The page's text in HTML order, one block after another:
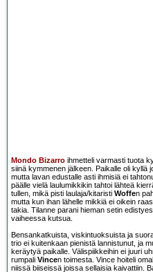
Mondo Bizarro ihmetteli varmasti tuota
siinä kymmenen jälkeen. Paikalle oli
mutta lavan edustalle asti ihmisiä ei
päälle vielä laulumikkikin tahtoi lähteä
tullen, mikä pisti laulaja/kitaristi Woffen
mutta kun ihan lähelle mikkiä ei oikein
takia. Tilanne parani hieman setin
vaiheessa kutsua.
Bensankatkuista, viskintuoksuista ja
trio ei kuitenkaan pienistä lannistunut, ja
keräytyä paikalle. Välispiikkeihin ei juuri
rumpali Vincen toimesta. Vince hoiteli
niissä biiseissä joissa sellaisia kaivattiin.